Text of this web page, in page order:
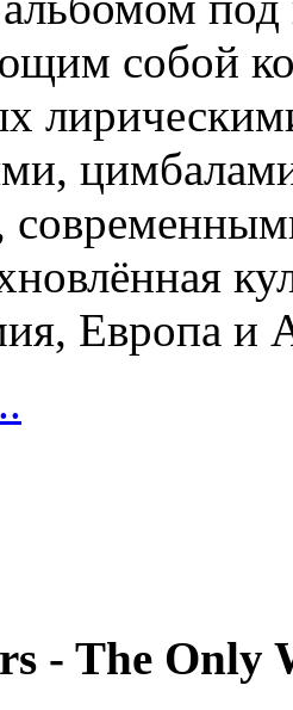
собой
Европа и
- The Only